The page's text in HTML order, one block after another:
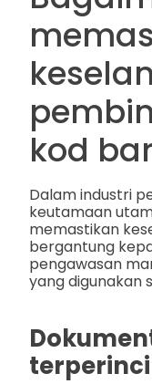
kod bar
Dalam industri
keutamaan
memastikan
bergantung
pengawasan
yang digunakan
terperinci